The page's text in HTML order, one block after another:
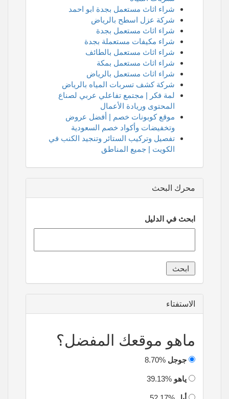
شراء اثاث مستعمل بجدة ابو احمد
شركة عزل اسطح بالرياض
شراء اثاث مستعمل بجدة
شراء مكيفات مستعملة بجدة
شراء اثاث مستعمل بالطائف
شراء اثاث مستعمل بمكة
شراء اثاث مستعمل بالرياض
شركة كشف تسربات المياه بالرياض
لمة فكر | مجتمع تفاعلي عربي لصناع
المحتوى وريادة الأعمال
موقع كوبونات خصم | أفضل عروض
وتخفيضات وأكواد خصم السعودية
تفصيل وتركيب الستائر وتنجيد الكنب في
الكويت | جميع المناطق
محرك البحث
ابحث في الدليل
الاستفتاء
ماهو موقعك المفضل؟
جوجل
ياهو